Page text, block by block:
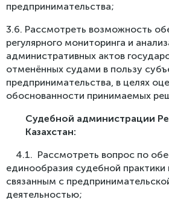
предпринимательства;
3.6. Рассмотреть возможность
регулярного мониторинга и
административных актов
отменённых судами в пользу
предпринимательства, в целях
обоснованности принимаемых
Судебной администрации
Казахстан:
4.1. Рассмотреть вопрос по
единообразия судебной
связанным с
деятельностью;